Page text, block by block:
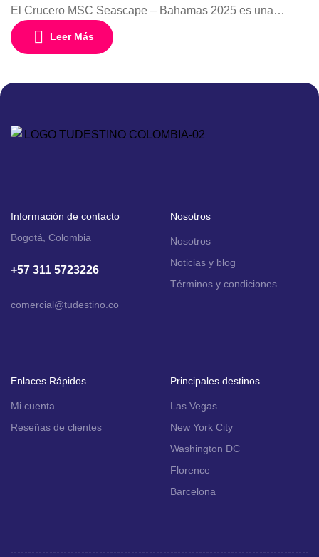
El Crucero MSC Seascape – Bahamas 2025 es una
invitación a vivir el Caribe de una manera única: con la
comodidad de un programa completo que inicia en Chile y
en uno […]
Leer Más
Información de contacto
Bogotá, Colombia
+57 311 5723226
comercial@tudestino.co
Nosotros
Nosotros
Noticias y blog
Términos y condiciones
Enlaces Rápidos
Mi cuenta
Reseñas de clientes
Principales destinos
Las Vegas
New York City
Washington DC
Florence
Barcelona